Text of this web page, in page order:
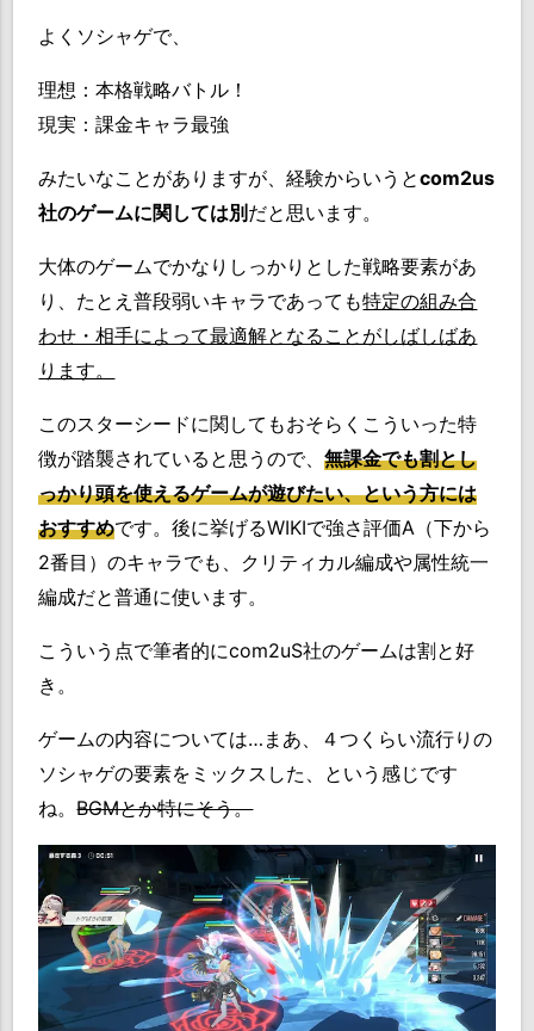
よくソシャゲで、
理想：本格戦略バトル！
現実：課金キャラ最強
みたいなことがありますが、経験からいうとcom2us
社のゲームに関しては別 だと思います。
大体のゲームでかなりしっかりとした戦略要素があ
り、たとえ普段弱いキャラであっても特定の組み合
わせ・相手によって最適解となることがしばしばあ
ります。
このスターシードに関してもおそらくこういった特
徴が踏襲されていると思うので、無課金でも割とし
っかり頭を使えるゲームが遊びたい、という方には
おすすめです。後に挙げるWIKIで強さ評価A（下から
2番目）のキャラでも、クリティカル編成や属性統一
編成だと普通に使います。
こういう点で筆者的にcom2uS社のゲームは割と好
き。
ゲームの内容については…まあ、４つくらい流行りの
ソシャゲの要素をミックスした、という感じです
ね。BGMとか特にそう。